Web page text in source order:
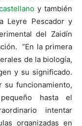
y también
Leyre Pescador y
del Zaidín
“En la primera
de la biología,
y su significado.
su funcionamiento,
hasta el
intentar
organizadas en